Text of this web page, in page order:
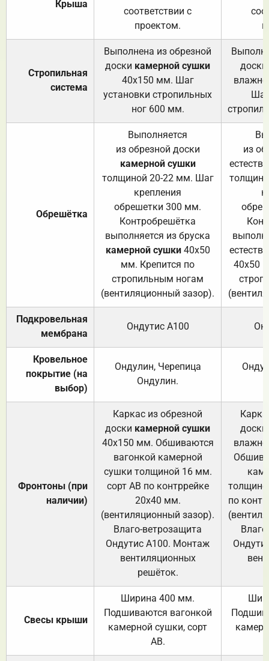
Крыша
соответствии с
проектом.
Стропильная
система
Выполнена из обрезной
доски камерной сушки
40х150 мм. Шаг
установки стропильных
ног 600 мм.
доски
Обрешётка
Выполняется
из обрезной доски
камерной сушки
толщиной 20-22 мм. Шаг
крепления
обрешетки 300 мм.
Контробрешётка
выполняется из бруска
камерной сушки40х50
мм. Крепится по
стропильным ногам
(вентиляционный зазор).
из
40х50
Подкровельная
мембрана
Ондутис А100
Кровельное
покрытие (на
выбор)
Ондулин, Черепица
Ондулин.
Фронтоны (при
наличии)
Каркас из обрезной
доски камерной сушки
40х150 мм. Обшиваются
вагонкой камерной
сушки толщиной 16 мм.
сорт АВ по контррейке
20х40 мм.
(вентиляционный зазор).
Влаго-ветрозащита
Ондутис А100. Монтаж
вентиляционных
решёток.
доски
по
Свесы крыши
Ширина 400 мм.
Подшиваются вагонкой
камерной сушки, сорт
АВ.